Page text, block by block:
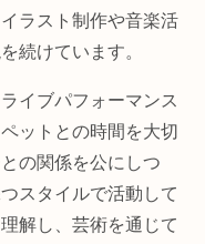
ラスト制作や音楽活
続けています。
イブパフォーマンス
ットとの時間を大切
の関係を公にしつ
スタイルで活動して
解し、芸術を通じて